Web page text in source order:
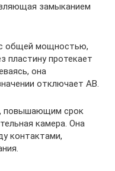
замыканием
общей мощностью,
пластину протекает
она
отключает АВ.
повышающим срок
камера. Она
контактами,